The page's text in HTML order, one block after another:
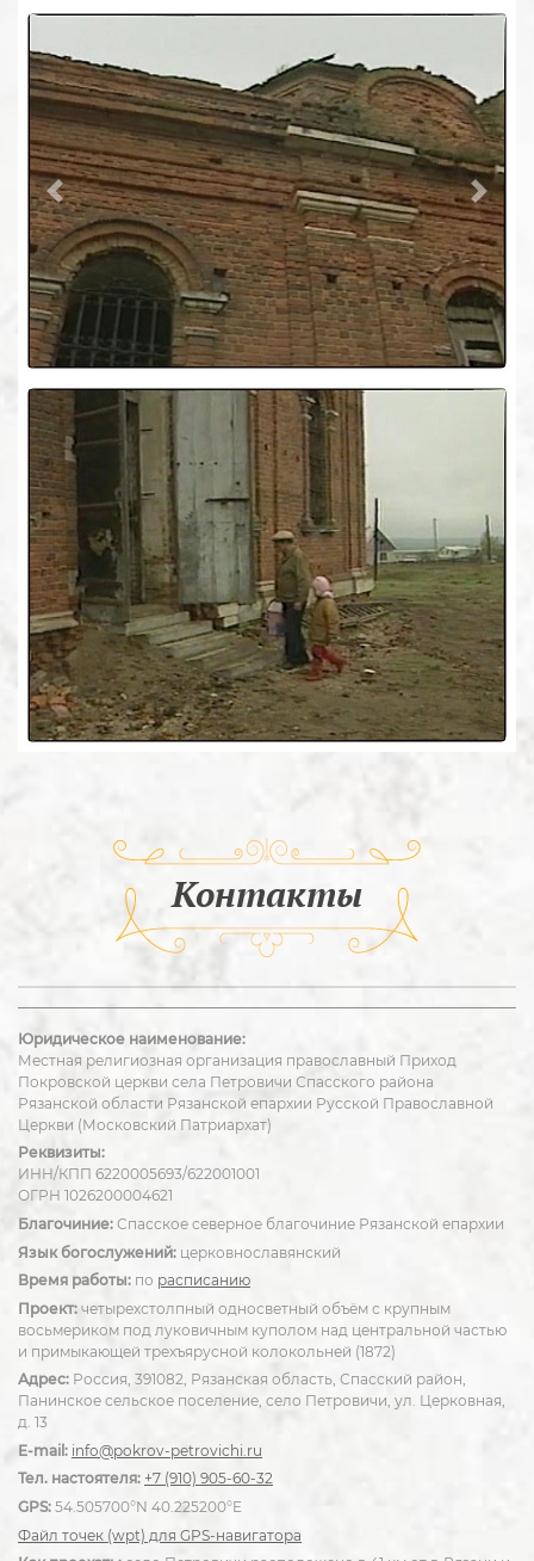
Previous Next
Контакты
Юридическое наименование:
Местная религиозная организация православный Приход
Покровской церкви села Петровичи Спасского района
Рязанской области Рязанской епархии Русской Православной
Церкви (Московский Патриархат)
Реквизиты:
ИНН/КПП 6220005693/622001001
ОГРН 1026200004621
Благочиние: Спасское северное благочиние Рязанской епархии
Язык богослужений: церковнославянский
Время работы: по расписанию
Проект: четырехстолпный односветный объём с крупным
восьмериком под луковичным куполом над центральной частью
и примыкающей трехъярусной колокольней (1872)
Адрес: Россия, 391082, Рязанская область, Спасский район,
Панинское сельское поселение, село Петровичи, ул. Церковная,
д. 13
E-mail: info@pokrov-petrovichi.ru
Тел. настоятеля: +7 (910) 905-60-32
GPS: 54.505700°N 40.225200°E
Файл точек (wpt) для GPS-навигатора